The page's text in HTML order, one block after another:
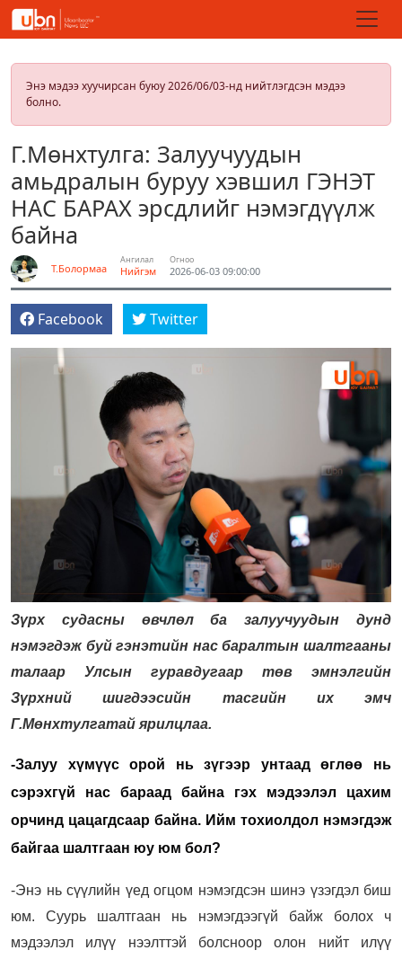
Энэ мэдээ хуучирсан буюу 2026/06/03-нд нийтлэгдсэн мэдээ
болно.
Г.Мөнхтулга: Залуучуудын
амьдралын буруу хэвшил ГЭНЭТ
НАС БАРАХ эрсдлийг нэмэгдүүлж
байна
Т.Болормаа
Ангилал
Нийгэм
Огноо
2026-06-03 09:00:00
Facebook Twitter
Зүрх судасны өвчлөл ба залуучуудын дунд
нэмэгдэж буй гэнэтийн нас баралтын шалтгааны
талаар Улсын гуравдугаар төв эмнэлгийн
Зүрхний шигдээсийн тасгийн их эмч
Г.Мөнхтулгатай ярилцлаа.
-Залуу хүмүүсорой нь зүгээр унтаад өглөө нь
сэрэхгүй нас бараад байна гэх мэдээлэл цахим
орчинд цацагдсаар байна. Ийм тохиолдол нэмэгдэж
байгаа шалтгаан юу юм бол?
-Энэ нь сүүлийн үед огцом нэмэгдсэн шинэ үзэгдэл биш
юм. Суурь шалтгаан нь нэмэгдээгүй байж болох ч
мэдээлэл илүү нээлттэй болсноор олон нийт илүү